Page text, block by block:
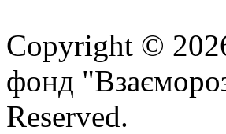
Copyright ©
фонд
Reserved.